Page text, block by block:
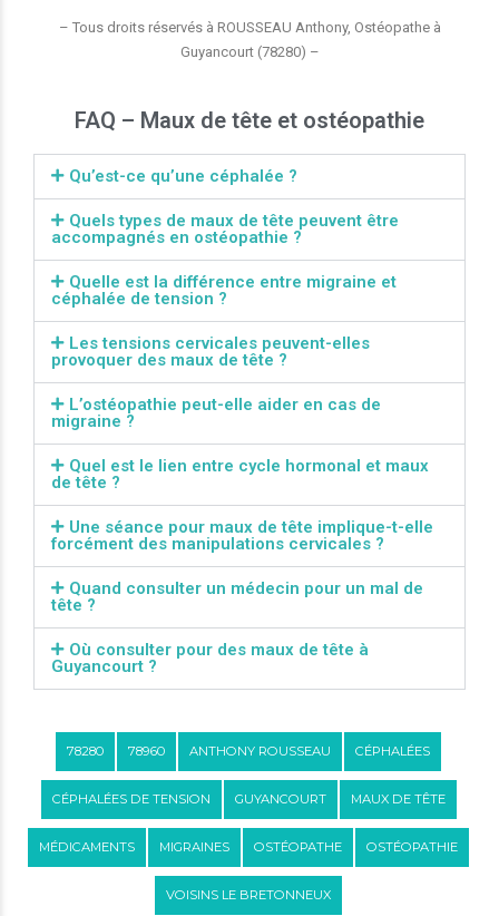
– Tous droits réservés à ROUSSEAU Anthony, Ostéopathe à
Guyancourt (78280) –
FAQ – Maux de tête et ostéopathie
Qu’est-ce qu’une céphalée ?
Quels types de maux de tête peuvent être
accompagnés en ostéopathie ?
Quelle est la différence entre migraine et
céphalée de tension ?
Les tensions cervicales peuvent-elles
provoquer des maux de tête ?
L’ostéopathie peut-elle aider en cas de
migraine ?
Quel est le lien entre cycle hormonal et maux
de tête ?
Une séance pour maux de tête implique-t-elle
forcément des manipulations cervicales ?
Quand consulter un médecin pour un mal de
tête ?
Où consulter pour des maux de tête à
Guyancourt ?
78280 78960 ANTHONY ROUSSEAU CÉPHALÉES
CÉPHALÉES DE TENSION GUYANCOURT MAUX DE TÊTE
MÉDICAMENTS MIGRAINES OSTÉOPATHE OSTÉOPATHIE
VOISINS LE BRETONNEUX